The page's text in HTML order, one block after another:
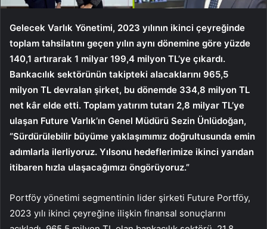
Gelecek Varlık Yönetimi, 2023 yılının ikinci çeyreğinde
toplam tahsilatını geçen yılın aynı dönemine göre yüzde
140,1 artırarak 1 milyar 199,4 milyon TL’ye çıkardı.
Bankacılık sektörünün takipteki alacaklarını 965,5
milyon TL devralan şirket, bu dönemde 334,8 milyon TL
net kâr elde etti. Toplam yatırım tutarı 2,8 milyar TL’ye
ulaşan Future Varlık’ın Genel Müdürü Sezin Ünlüdoğan,
“Sürdürülebilir büyüme yaklaşımımız doğrultusunda emin
adımlarla ilerliyoruz. Yılsonu hedeflerimize ikinci yarıdan
itibaren hızla ulaşacağımızı öngörüyoruz.”
Portföy yönetimi segmentinin lider şirketi Future Portföy,
2023 yılı ikinci çeyreğine ilişkin finansal sonuçlarını